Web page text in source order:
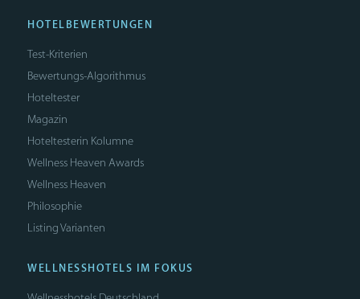
HOTELBEWERTUNGEN
Test-Kriterien
Bewertungs-Algorithmus
Hoteltester
Magazin
Hoteltesterin Kolumne
Wellness Heaven Awards
Wellness Heaven
Philosophie
Listing Varianten
WELLNESSHOTELS IM FOKUS